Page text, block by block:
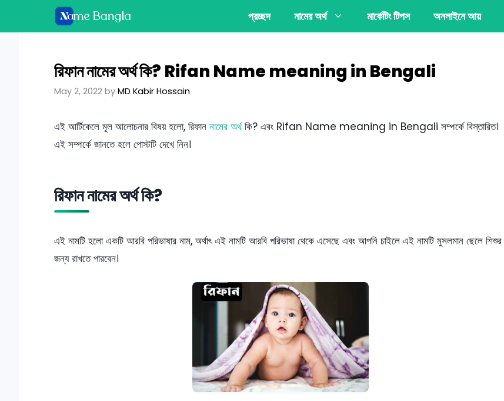
প্রচ্ছদ নামের অর্থ মার্কেটিং টিপস অনলাইনে আয়
রিফান নামের অর্থ কি? Rifan Name meaning in Bengali
May 2, 2022 by MD Kabir Hossain
এই আর্টিকেলে মূল আলোচনার বিষয় হলো, রিফান নামের অর্থকি? এবং Rifan Name meaning in Bengali সম্পর্কে বিস্তারিত।
এই সম্পর্কে জানতে হলে পোস্টটি দেখে নিন।
রিফান নামের অর্থ কি?
এই নামটি হলো একটি আরবি পরিভাষার নাম, অর্থাৎ এই নামটি আরবি পরিভাষা থেকে এসেছে এবং আপনি চাইলে এই নামটি মুসলমান ছেলে শিশুর
জন্য রাখতে পারবেন।